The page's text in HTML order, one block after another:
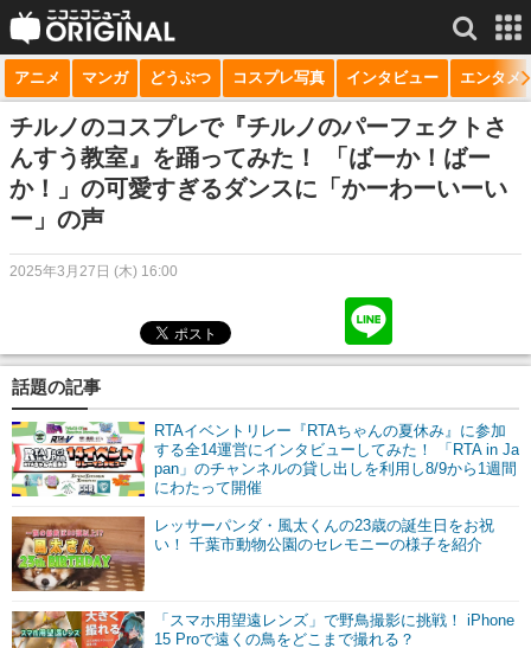
サービス一覧 もっと見る
niconico
動画
生放送
ニュース
マンガ
ニコニコQ
アニメ マンガ どうぶつ コスプレ写真 インタビュー エンタメ
チルノのコスプレで『チルノのパーフェクトさ
んすう教室』を踊ってみた！ 「ばーか！ばー
か！」の可愛すぎるダンスに「かーわーいーい
ー」の声
2025年3月27日 (木) 16:00
話題の記事
RTAイベントリレー『RTAちゃんの夏休み』に参加
する全14運営にインタビューしてみた！ 「RTA in Ja
pan」のチャンネルの貸し出しを利用し8/9から1週間
にわたって開催
レッサーパンダ・風太くんの23歳の誕生日をお祝
い！ 千葉市動物公園のセレモニーの様子を紹介
「スマホ用望遠レンズ」で野鳥撮影に挑戦！ iPhone
15 Proで遠くの鳥をどこまで撮れる？